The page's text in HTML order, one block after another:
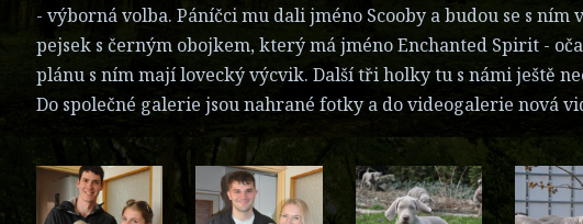
- výborná volba. Páníčci mu dali jméno Scooby a budou se s
pejsek s černým obojkem, který má jméno Enchanted Spirit -
plánu s ním mají lovecký výcvik. Další tři holky tu s námi ještě
Do společné galerie jsou nahrané fotky a do videogalerie nová